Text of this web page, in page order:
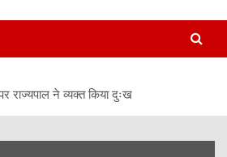
views
राज्यपाल ने व्यक्त किया दुःख